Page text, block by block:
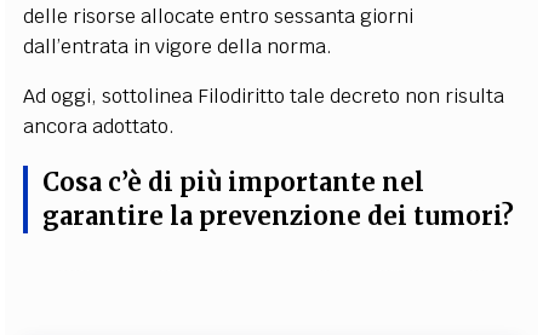
delle risorse allocate entro sessanta giorni
dall’entrata in vigore della norma.
Ad oggi, sottolinea Filodiritto tale decreto non risulta
ancora adottato.
Cosa c’è di più importante nel
garantire la prevenzione dei tumori?